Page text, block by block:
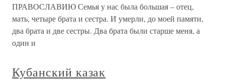
ПРАВОСЛАВИЮ Семья у нас была большая – отец,
мать, четыре брата и сестра. И умерли, до моей памяти,
два брата и две сестры. Два брата были старше меня, а
один и
Кубанский казак